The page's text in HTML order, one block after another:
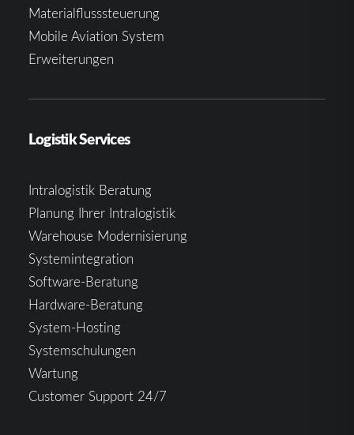
Materialflusssteuerung
Mobile Aviation System
Erweiterungen
Logistik Services
Intralogistik Beratung
Planung Ihrer Intralogistik
Warehouse Modernisierung
Systemintegration
Software-Beratung
Hardware-Beratung
System-Hosting
Systemschulungen
Wartung
Customer Support 24/7